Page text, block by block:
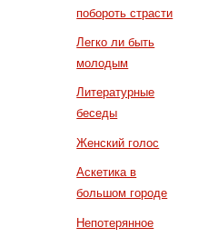
побороть страсти
Легко ли быть
молодым
Литературные
беседы
Женский голос
Аскетика в
большом городе
Непотерянное